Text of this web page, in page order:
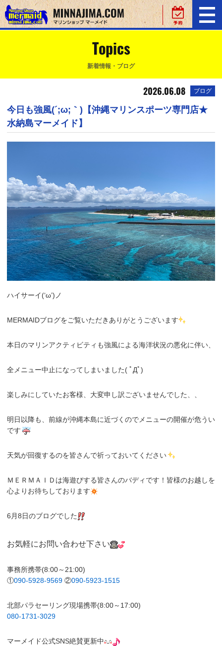
Topics
新着情報・ブログ
2026.06.08 ブログ
今日も強風(´;ω;｀)【沖縄マリンスポーツ専門店★
水納島マーメイド】
ハイサーイ(‘ω’)ノ
MERMAIDブログをご覧いただきありがとうございます
本日のマリンアクティビティも強風による海洋状況の悪化に伴い、
全メニュー中止になってしまいました( ﾟДﾟ)
楽しみにしていたお客様、大変申し訳ございませんでした、、
明日以降も、前線が沖縄本島に近づくのでメニューの開催が危うい
です
天気が回復するのを皆さんで祈っておいてください
ＭＥＲＭＡＩＤは海遊びする皆さんのバディです！皆様のお越しを
心よりお待ちしております
6月8日のブログでした
お気軽にお問い合わせ下さい
事務所携帯(8:00～21:00)
①090-5928-9569 ②090-5923-1515
北部パラセーリング現場携帯(8:00～17:00)
080-1731-3029
マーメイド公式SNS絶賛更新中